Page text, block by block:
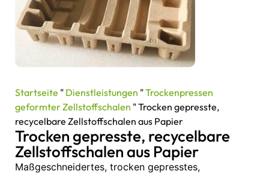
Startseite " Dienstleistungen "Trockenpressen
geformter Zellstoffschalen "Trocken gepresste,
recycelbare Zellstoffschalen aus Papier
Trocken gepresste, recycelbare
Zellstoffschalen aus Papier
Maßgeschneidertes, trocken gepresstes,